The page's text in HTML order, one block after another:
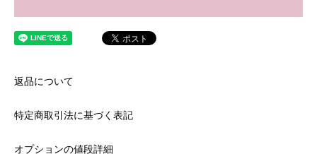
返品について
特定商取引法に基づく表記
オプションの値段詳細